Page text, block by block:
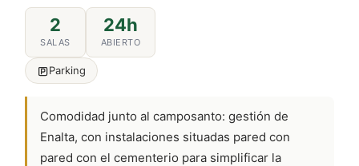
2
SALAS
24h
ABIERTO
Parking
Comodidad junto al camposanto: gestión de
Enalta, con instalaciones situadas pared con
pared con el cementerio para simplificar la